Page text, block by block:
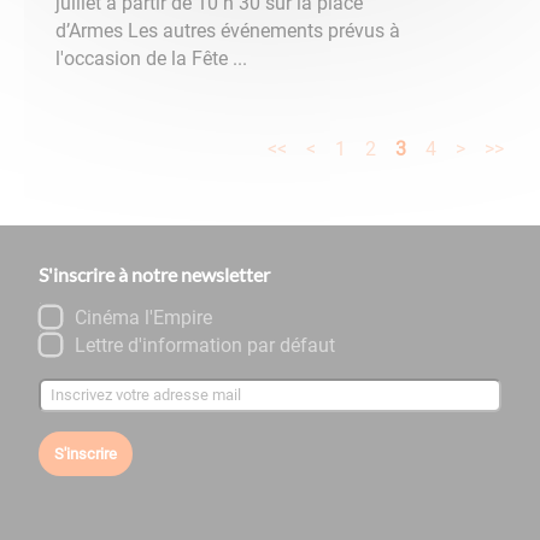
d’Armes Les autres événements prévus à
l'occasion de la Fête ...
<< < 1 2 3 4 > >>
S'inscrire à notre newsletter
Cinéma l'Empire
Lettre d'information par défaut
S'inscrire